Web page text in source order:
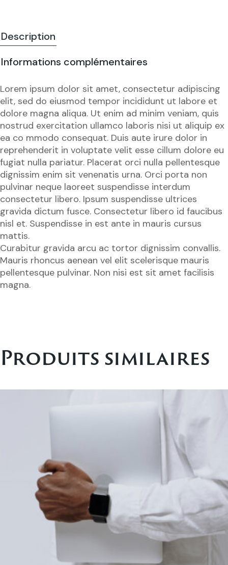
Description
Informations complémentaires
Lorem ipsum dolor sit amet, consectetur adipiscing
elit, sed do eiusmod tempor incididunt ut labore et
dolore magna aliqua. Ut enim ad minim veniam, quis
nostrud exercitation ullamco laboris nisi ut aliquip ex
ea co mmodo consequat. Duis aute irure dolor in
reprehenderit in voluptate velit esse cillum dolore eu
fugiat nulla pariatur. Placerat orci nulla pellentesque
dignissim enim sit venenatis urna. Orci porta non
pulvinar neque laoreet suspendisse interdum
consectetur libero. Ipsum suspendisse ultrices
gravida dictum fusce. Consectetur libero id faucibus
nisl et. Suspendisse in est ante in mauris cursus
mattis.
Curabitur gravida arcu ac tortor dignissim convallis.
Mauris rhoncus aenean vel elit scelerisque mauris
pellentesque pulvinar. Non nisi est sit amet facilisis
magna.
Produits similaires